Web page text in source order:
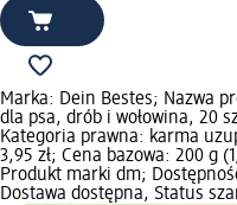
Marka: Dein Bestes; Nazwa
dla psa, drób i wołowina, 20
Kategoria prawna: karma
3,95 zł; Cena bazowa: 200 g
Produkt marki dm;
Dostawa dostępna, Status